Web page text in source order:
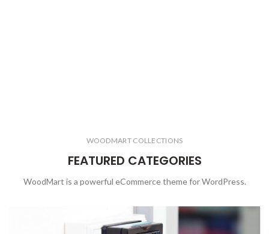
WOODMART COLLECTIONS
FEATURED CATEGORIES
WoodMart is a powerful eCommerce theme for WordPress.